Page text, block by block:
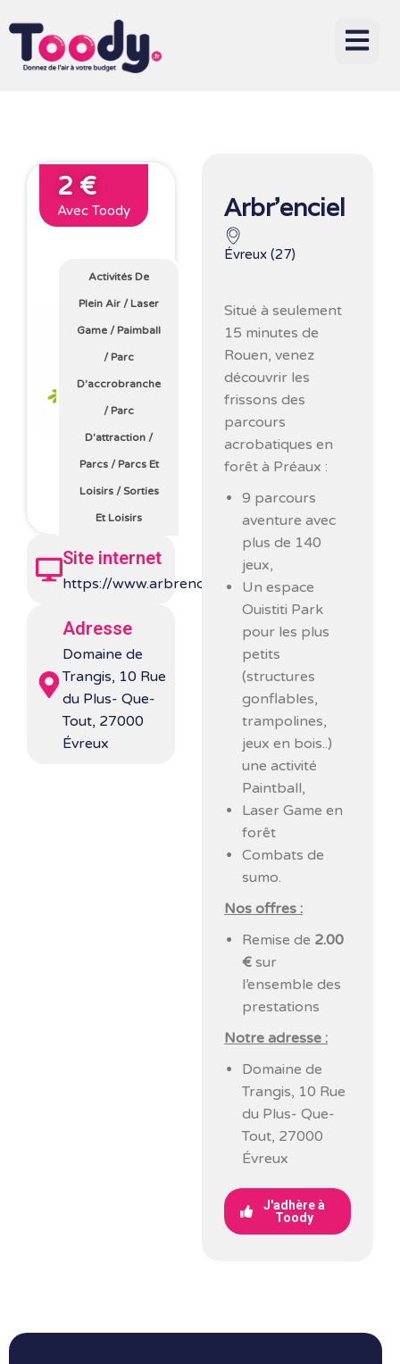
2 €
Avec Toody
Activités De
Plein Air /Laser
Game /Paimball
/Parc
D'accrobranche
/Parc
D'attraction /
Parcs/Parcs Et
Loisirs/Sorties
Et Loisirs
Site internet
https://www.arbrenciel.com/fr/
Adresse
Domaine de
Trangis, 10 Rue
du Plus- Que-
Tout, 27000
Évreux
Arbr’enciel
Évreux (27)
Situé à seulement
15 minutes de
Rouen, venez
découvrir les
frissons des
parcours
acrobatiques en
forêt à Préaux :
9 parcours
aventure avec
plus de 140
jeux,
Un espace
Ouistiti Park
pour les plus
petits
(structures
gonflables,
trampolines,
jeux en bois..)
une activité
Paintball,
Laser Game en
forêt
Combats de
sumo.
Nos offres :
Remise de 2.00
€ sur
l’ensemble des
prestations
Notre adresse :
Domaine de
Trangis, 10 Rue
du Plus- Que-
Tout, 27000
Évreux
J'adhère à
Toody